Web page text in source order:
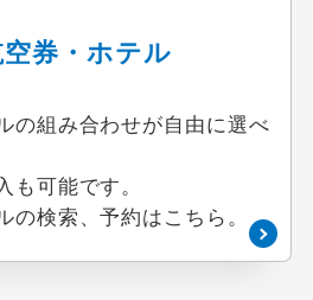
券・ホテル
の組み合わせが自由に選べ
も可能です。
の検索、予約はこちら。